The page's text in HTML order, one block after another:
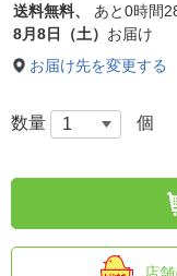
送料無料、 あと0時間
8月8日（土） お届け
お届け先を変更する
数量 個